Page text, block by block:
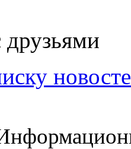
друзьями